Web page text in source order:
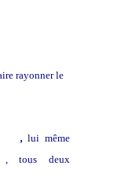
rayonner le
, lui même
, tous deux